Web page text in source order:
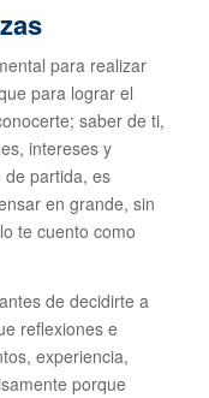
para realizar
para lograr el
saber de ti,
intereses y
partida, es
en grande, sin
te cuento como
de decidirte a
reflexiones e
experiencia,
porque